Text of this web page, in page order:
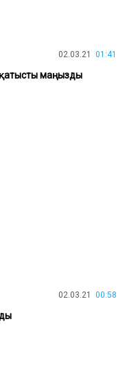
02.03.21 01:41
маңызды
02.03.21 00:58